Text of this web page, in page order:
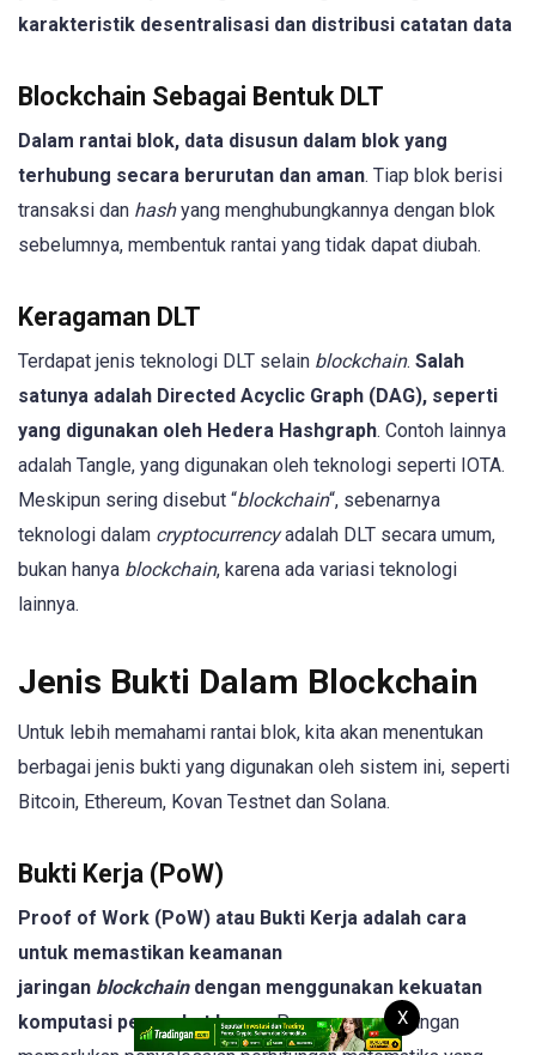
karakteristik desentralisasi dan distribusi catatan data
Blockchain Sebagai Bentuk DLT
Dalam rantai blok, data disusun dalam blok yang
terhubung secara berurutan dan aman. Tiap blok berisi
transaksi dan hashyang menghubungkannya dengan blok
sebelumnya, membentuk rantai yang tidak dapat diubah.
Keragaman DLT
Terdapat jenis teknologi DLT selain blockchain. Salah
satunya adalah Directed Acyclic Graph (DAG), seperti
yang digunakan oleh Hedera Hashgraph. Contoh lainnya
adalah Tangle, yang digunakan oleh teknologi seperti IOTA.
Meskipun sering disebut “blockchain“, sebenarnya
teknologi dalam cryptocurrencyadalah DLT secara umum,
bukan hanya blockchain, karena ada variasi teknologi
lainnya.
Jenis Bukti Dalam Blockchain
Untuk lebih memahami rantai blok, kita akan menentukan
berbagai jenis bukti yang digunakan oleh sistem ini, seperti
Bitcoin, Ethereum, Kovan Testnet dan Solana.
Bukti Kerja (PoW)
Proof of Work (PoW) atau Bukti Kerja adalah cara
untuk memastikan keamanan
jaringan blockchaindengan menggunakan kekuatan
komputasi perangkat keras. Proses penambangan
X